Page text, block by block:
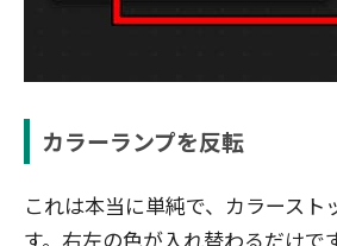
カラーランプを反転
これは本当に単純で、カラースト
す。右左の色が入れ替わるだけです